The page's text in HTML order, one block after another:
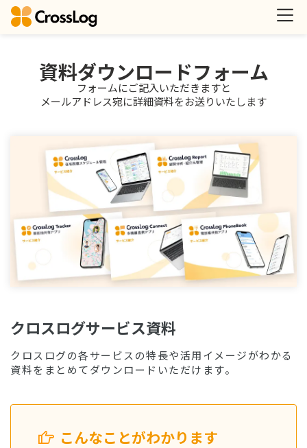
資料ダウンロードフォーム
フォームにご記入いただきますと
メールアドレス宛に詳細資料をお送りいたします
クロスログサービス資料
クロスログの各サービスの特長や活用イメージがわかる
資料をまとめてダウンロードいただけます。
こんなことがわかります